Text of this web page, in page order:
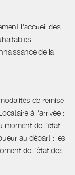
l'accueil des
de la
de remise
à l'arrivée :
moment de l'état
au départ : les
de l'état des